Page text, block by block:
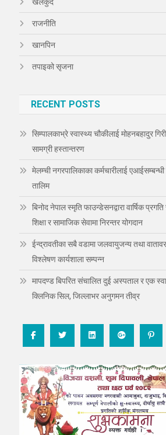
खेलकुद
राजनीति
खानपिन
तपाइको सृजना
RECENT POSTS
सिम्पालकाभ्रे स्वास्थ्य चौकीलाई मोहनबहादुर
सामग्री हस्तान्तरण
मेलम्ची नगरपालिकाका कर्मचारीलाई
तालिम
बिनोद नेपाल स्मृति फाउन्डेसनद्वारा वार्षिक
शिक्षा र सामाजिक सेवामा निरन्तर योगदान
ईन्द्रावतीका सबै वडामा जलवायुजन्य तथा
विश्लेषण कार्यशाला सम्पन्न
मापदण्ड बिपरित संचालित दुई अस्पताल र एक
क्लिनिक सिल, जिल्लाभर अनुगमन तीव्र